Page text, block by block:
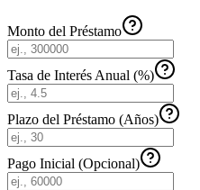
Monto del Préstamo
Tasa de Interés Anual (%)
Plazo del Préstamo (Años)
Pago Inicial (Opcional)